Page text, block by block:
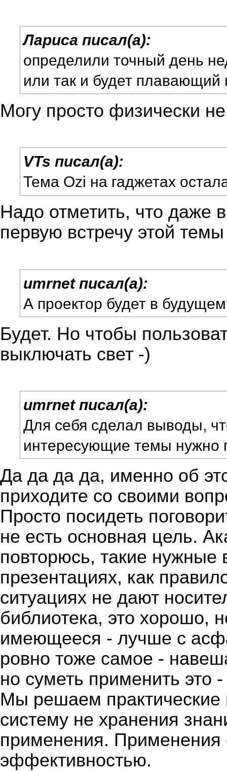
Лариса писал(а):
определили точный день
или так и будет плавающий
Могу просто физически
VTs писал(а):
Тема Ozi на гаджетах
Надо отметить, что даже
первую встречу этой
umrnet писал(а):
А проектор будет в
Будет. Но чтобы
выключать свет -)
umrnet писал(а):
Для себя сделал выводы,
интересующие темы нужно
Да да да да, именно об
приходите со своими
Просто посидеть
не есть основная цель.
повторюсь, такие нужные
презентациях, как
ситуациях не дают
библиотека, это хорошо,
имеющееся - лучше с
ровно тоже самое -
но суметь применить это
Мы решаем
систему не хранения
применения. Применения
эффективностью.